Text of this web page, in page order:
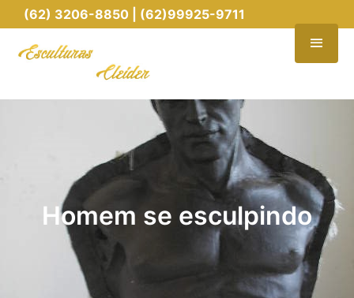
(62) 3206-8850 | (62)99925-9711
Homem se esculpindo